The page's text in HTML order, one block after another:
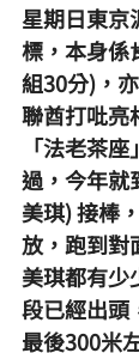
星期日東京
標，本身係
組30分)，
聯酋打吡亮
「法老茶
過，今年就
美琪) 接棒
放，跑到對
美琪都有少
段已經出頭
最後300米